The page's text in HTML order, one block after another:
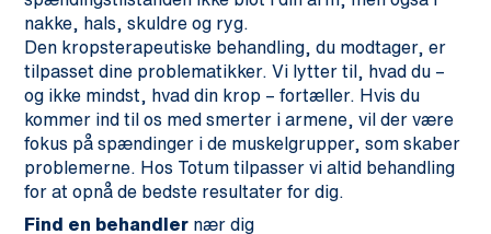
nakke, hals, skuldre og ryg.
Den kropsterapeutiske behandling, du modtager, er
tilpasset dine problematikker. Vi lytter til, hvad du –
og ikke mindst, hvad din krop – fortæller. Hvis du
kommer ind til os med smerter i armene, vil der være
fokus på spændinger i de muskelgrupper, som skaber
problemerne. Hos Totum tilpasser vi altid behandling
for at opnå de bedste resultater for dig.
Find en behandler nær dig